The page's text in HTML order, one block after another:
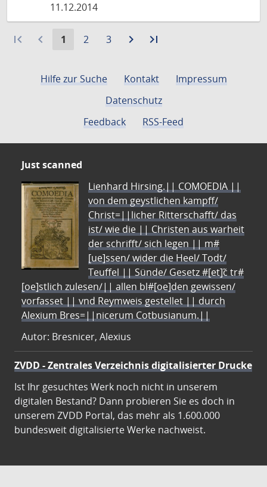
11.12.2014
first_page navigate_before
Aktuelle
1
Gehe
2
Gehe
3 navigate_next
Zurlast_page
Hilfe zur Suche
Kontakt
Impressum
Datenschutz
Feedback
RSS-Feed
Just scanned
Lienhard Hirsing.|| COMOEDIA ||
von dem geystlichen kampff/
Christ=||licher Ritterschafft/ das
ist/ wie die || Christen aus warheit
der schrifft/ sich legen || m#
[ue]ssen/ wider die Heel/ Todt/
Teuffel || Sünde/ Gesetz #[et]c̃ tr#
[oe]stlich zulesen/|| allen bl#[oe]den gewissen/
vorfasset || vnd Reymweis gestellet || durch
Alexium Bres=||nicerum Cotbusianum.||
Autor: Bresnicer, Alexius
ZVDD - Zentrales Verzeichnis digitalisierter Drucke
Ist Ihr gesuchtes Werk noch nicht in unserem
digitalen Bestand? Dann probieren Sie es doch in
unserem ZVDD Portal, das mehr als 1.600.000
bundesweit digitalisierte Werke nachweist.